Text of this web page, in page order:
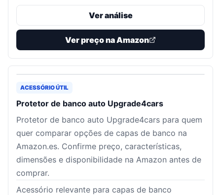
Ver análise
Ver preço na Amazon
ACESSÓRIO ÚTIL
Protetor de banco auto Upgrade4cars
Protetor de banco auto Upgrade4cars para quem
quer comparar opções de capas de banco na
Amazon.es. Confirme preço, características,
dimensões e disponibilidade na Amazon antes de
comprar.
Acessório relevante para capas de banco